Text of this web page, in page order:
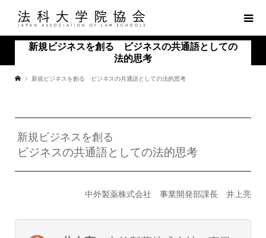
新規ビジネスを創る ビジネスの共通語としての
法的思考
新規ビジネスを創る ビジネスの共通語としての法的思考
新規ビジネスを創る
ビジネスの共通語としての法的思考
中外製薬株式会社 事業開発部課長 井上亮